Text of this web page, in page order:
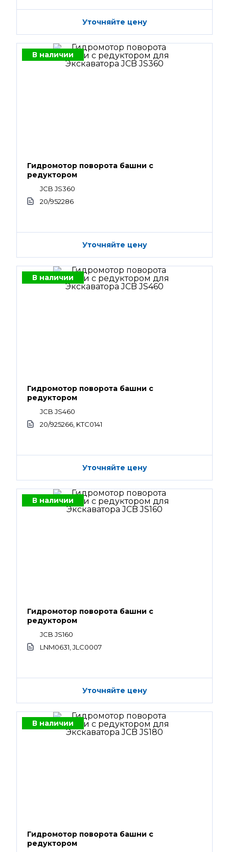
Уточняйте цену
В наличии
Гидромотор поворота башни с
редуктором
JCB JS360
20/952286
Уточняйте цену
В наличии
Гидромотор поворота башни с
редуктором
JCB JS460
20/925266, KTC0141
Уточняйте цену
В наличии
Гидромотор поворота башни с
редуктором
JCB JS160
LNM0631, JLC0007
Уточняйте цену
В наличии
Гидромотор поворота башни с
редуктором